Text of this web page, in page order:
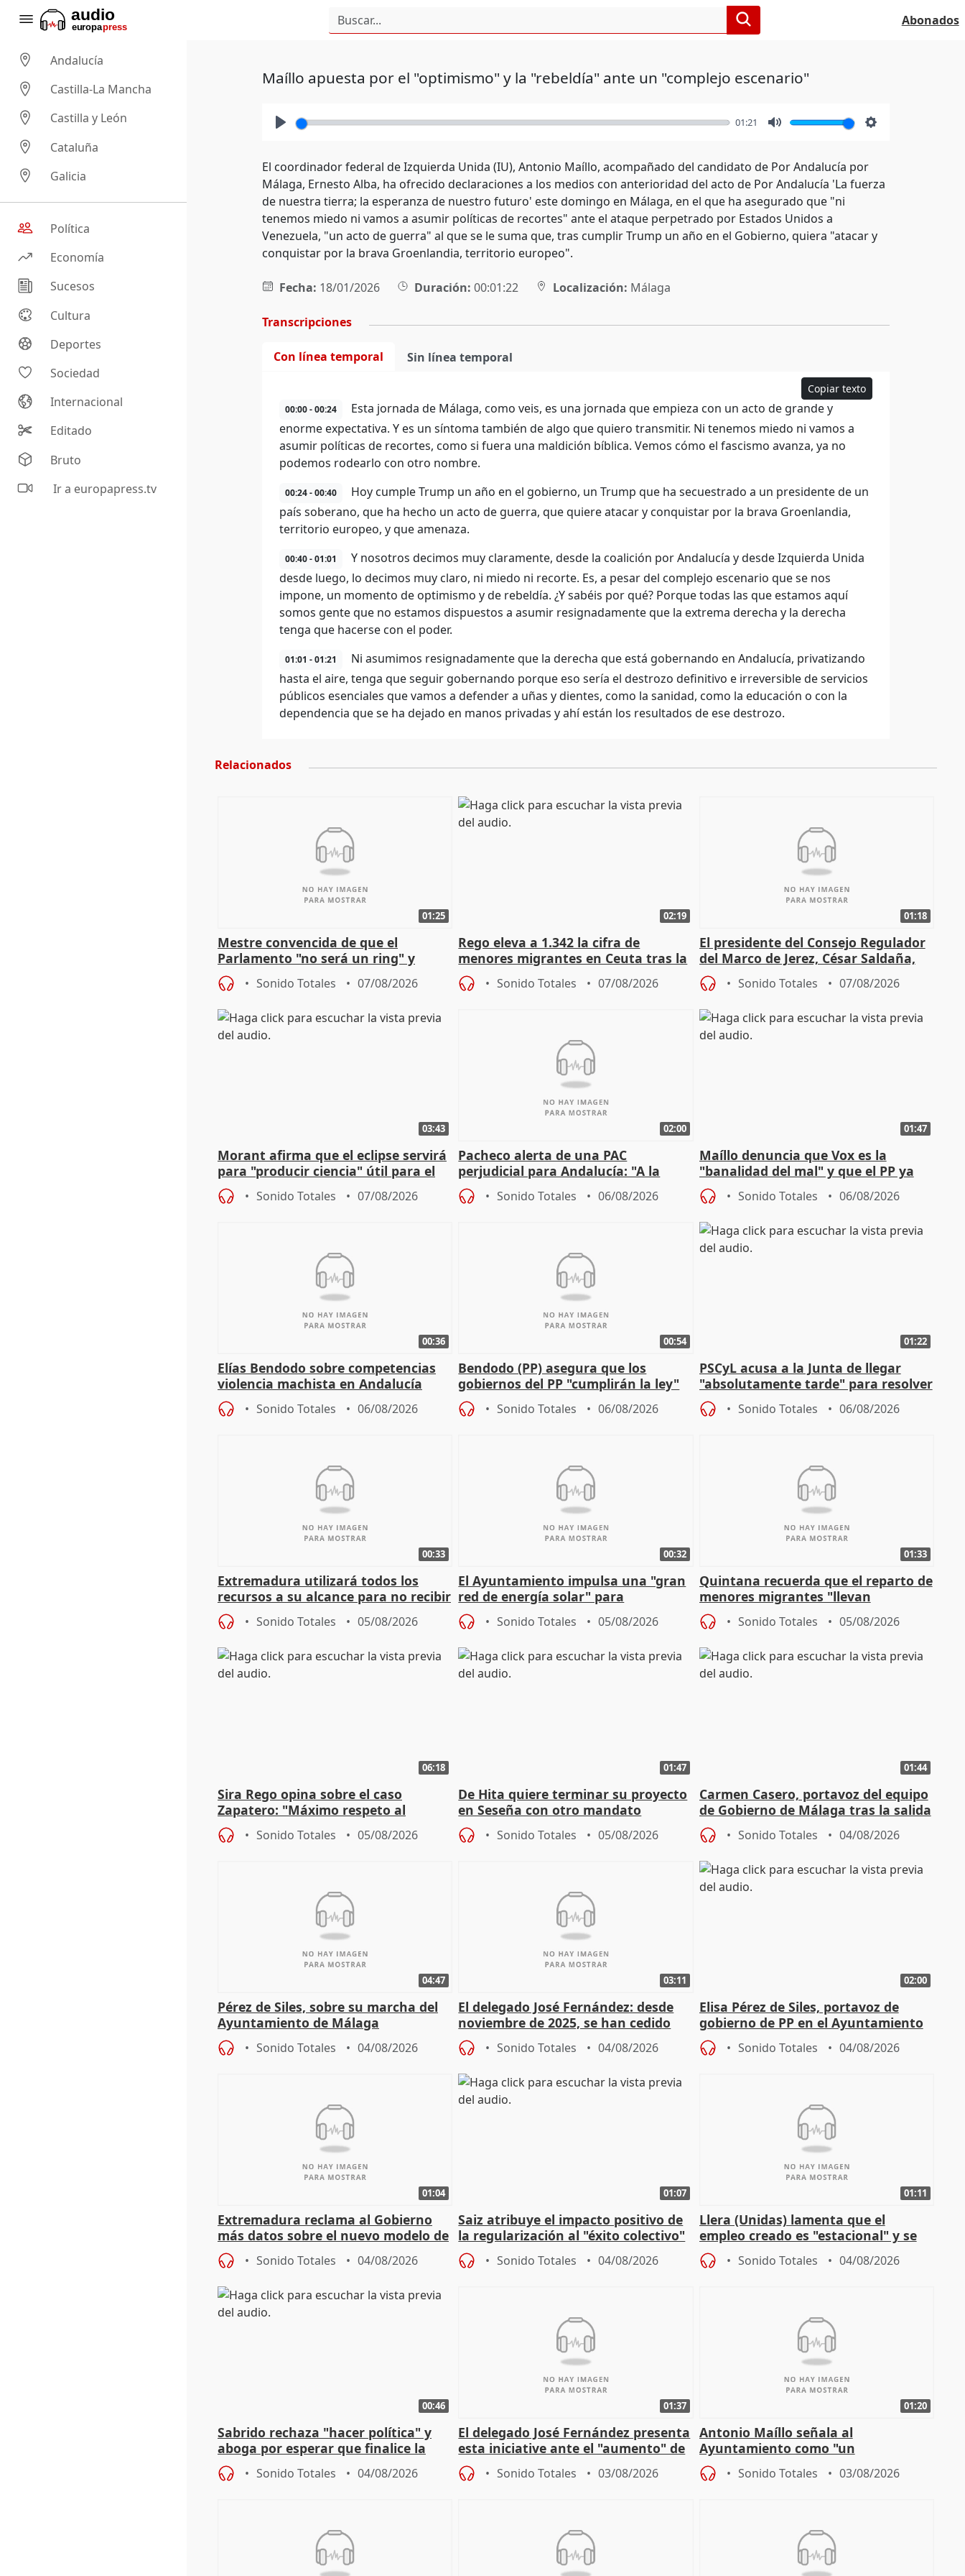
Abonados
Andalucía
Castilla-La Mancha
Castilla y León
Cataluña
Galicia
Política
Economía
Sucesos
Cultura
Deportes
Sociedad
Internacional
Editado
Bruto
Ir a europapress.tv
Maíllo apuesta por el "optimismo" y la "rebeldía" ante un "complejo escenario"
01:21
El coordinador federal de Izquierda Unida (IU), Antonio Maíllo, acompañado del candidato de Por Andalucía por
Málaga, Ernesto Alba, ha ofrecido declaraciones a los medios con anterioridad del acto de Por Andalucía 'La fuerza
de nuestra tierra; la esperanza de nuestro futuro' este domingo en Málaga, en el que ha asegurado que "ni
tenemos miedo ni vamos a asumir políticas de recortes" ante el ataque perpetrado por Estados Unidos a
Venezuela, "un acto de guerra" al que se le suma que, tras cumplir Trump un año en el Gobierno, quiera "atacar y
conquistar por la brava Groenlandia, territorio europeo".
Fecha: 18/01/2026 Duración: 00:01:22 Localización: Málaga
Transcripciones
Con línea temporal Sin línea temporal
Copiar texto
00:00 - 00:24
Esta jornada de Málaga, como veis, es una jornada que empieza con un acto de grande y
enorme expectativa. Y es un síntoma también de algo que quiero transmitir. Ni tenemos miedo ni vamos a
asumir políticas de recortes, como si fuera una maldición bíblica. Vemos cómo el fascismo avanza, ya no
podemos rodearlo con otro nombre.
00:24 - 00:40
Hoy cumple Trump un año en el gobierno, un Trump que ha secuestrado a un presidente de un
país soberano, que ha hecho un acto de guerra, que quiere atacar y conquistar por la brava Groenlandia,
territorio europeo, y que amenaza.
00:40 - 01:01
Y nosotros decimos muy claramente, desde la coalición por Andalucía y desde Izquierda Unida
desde luego, lo decimos muy claro, ni miedo ni recorte. Es, a pesar del complejo escenario que se nos
impone, un momento de optimismo y de rebeldía. ¿Y sabéis por qué? Porque todas las que estamos aquí
somos gente que no estamos dispuestos a asumir resignadamente que la extrema derecha y la derecha
tenga que hacerse con el poder.
01:01 - 01:21
Ni asumimos resignadamente que la derecha que está gobernando en Andalucía, privatizando
hasta el aire, tenga que seguir gobernando porque eso sería el destrozo definitivo e irreversible de servicios
públicos esenciales que vamos a defender a uñas y dientes, como la sanidad, como la educación o con la
dependencia que se ha dejado en manos privadas y ahí están los resultados de ese destrozo.
Relacionados
01:25
Mestre convencida de que el
Parlamento "no será un ring" y
defiende "estabilidad" del pacto con
Vox
Sonido Totales 07/08/2026
02:19
Rego eleva a 1.342 la cifra de
menores migrantes en Ceuta tras la
entrada masiva
Sonido Totales 07/08/2026
01:18
El presidente del Consejo Regulador
del Marco de Jerez, César Saldaña,
sobre exportaciones
Sonido Totales 07/08/2026
03:43
Morant afirma que el eclipse servirá
para "producir ciencia" útil para el
resto del mundo
Sonido Totales 07/08/2026
02:00
Pacheco alerta de una PAC
perjudicial para Andalucía: "A la
agricultura hay que protegerla"
Sonido Totales 06/08/2026
01:47
Maíllo denuncia que Vox es la
"banalidad del mal" y que el PP ya
asume todas sus tesis
Sonido Totales 06/08/2026
00:36
Elías Bendodo sobre competencias
violencia machista en Andalucía
Sonido Totales 06/08/2026
00:54
Bendodo (PP) asegura que los
gobiernos del PP "cumplirán la ley"
sobre los menores migrantes
Sonido Totales 06/08/2026
01:22
PSCyL acusa a la Junta de llegar
"absolutamente tarde" para resolver
problemas como Newcastle
Sonido Totales 06/08/2026
00:33
Extremadura utilizará todos los
recursos a su alcance para no recibir
más menores migrantes
Sonido Totales 05/08/2026
00:32
El Ayuntamiento impulsa una "gran
red de energía solar" para
autoconsumo
Sonido Totales 05/08/2026
01:33
Quintana recuerda que el reparto de
menores migrantes "llevan
aportación del Gobierno" central
Sonido Totales 05/08/2026
06:18
Sira Rego opina sobre el caso
Zapatero: "Máximo respeto al
proceso judicial"
Sonido Totales 05/08/2026
01:47
De Hita quiere terminar su proyecto
en Seseña con otro mandato
Sonido Totales 05/08/2026
01:44
Carmen Casero, portavoz del equipo
de Gobierno de Málaga tras la salida
de Pérez de Siles
Sonido Totales 04/08/2026
04:47
Pérez de Siles, sobre su marcha del
Ayuntamiento de Málaga
Sonido Totales 04/08/2026
03:11
El delegado José Fernández: desde
noviembre de 2025, se han cedido
9.810 ayudas por nacimiento
Sonido Totales 04/08/2026
02:00
Elisa Pérez de Siles, portavoz de
gobierno de PP en el Ayuntamiento
de Málaga, deja la política
Sonido Totales 04/08/2026
01:04
Extremadura reclama al Gobierno
más datos sobre el nuevo modelo de
financiación
Sonido Totales 04/08/2026
01:07
Saiz atribuye el impacto positivo de
la regularización al "éxito colectivo"
del Gobierno
Sonido Totales 04/08/2026
01:11
Llera (Unidas) lamenta que el
empleo creado es "estacional" y se
"esfumará" al acabar el verano
Sonido Totales 04/08/2026
00:46
Sabrido rechaza "hacer política" y
aboga por esperar que finalice la
investigación del incendio
Sonido Totales 04/08/2026
01:37
El delegado José Fernández presenta
esta iniciative ante el "aumento" de
personas sin hogar en Madri
Sonido Totales 03/08/2026
01:20
Antonio Maíllo señala al
Ayuntamiento como "un
especulador más" sobre viviendas de
Jiménez Becerril
Sonido Totales 03/08/2026